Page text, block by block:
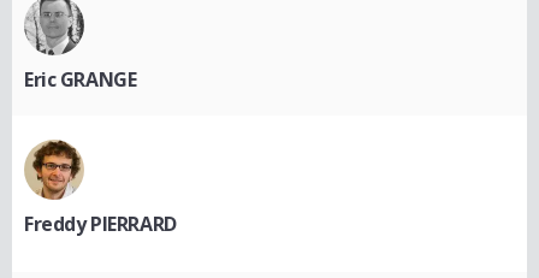
Eric GRANGE
Freddy PIERRARD